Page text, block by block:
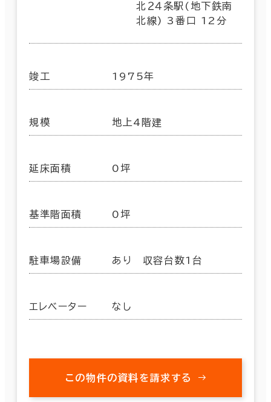
北２４条駅(地下鉄南
北線) 3番口 12分
竣工 1975年
規模 地上4階建
延床面積 0坪
基準階面積 0坪
駐車場設備 あり 収容台数1台
エレベーター なし
この物件の資料を請求する